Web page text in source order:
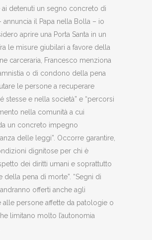
ai detenuti un segno concreto di
annuncia il Papa nella Bolla – io
aprire una Porta Santa in un
le misure giubilari a favore della
carceraria, Francesco menziona
o di condono della pena
le persone a recuperare
stesse e nella società” e “percorsi
nella comunità a cui
un concreto impegno
delle leggi”. Occorre garantire,
dignitose per chi è
dei diritti umani e soprattutto
della pena di morte”. “Segni di
offerti anche agli
alle persone affette da patologie o
limitano molto l’autonomia